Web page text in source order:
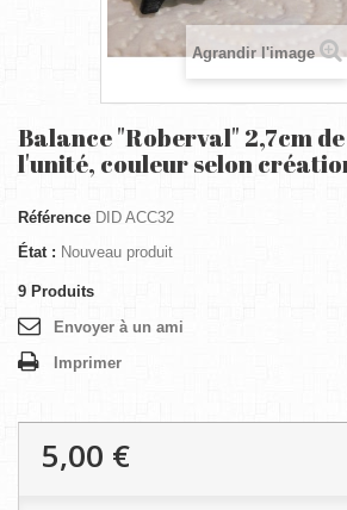
Agrandir l'image
Balance "Roberval" 2,7cm
l'unité, couleur selon
Référence DID ACC32
État : Nouveau produit
9 Produits
Envoyer à un ami
Imprimer
5,00 €